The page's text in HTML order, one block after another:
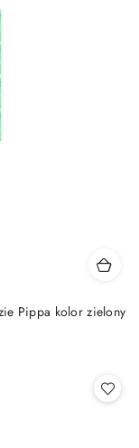
Pippa kolor zielony